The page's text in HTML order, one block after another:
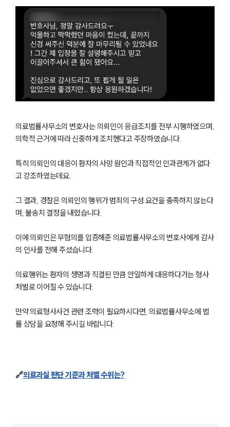
대륜의 강점
기업 의뢰인
의료법률사무소의 변호사는 의뢰인이 응급조치를 전부 시행하였으며,
의학적 근거에 따라 신중하게 조치했다고 주장하였습니다.
특히 의뢰인의 대응이 환자의 사망 원인과 직접적인 인과관계가 없다
고 강조하였는데요.
그 결과, 경찰은 의뢰인의 행위가 범죄의 구성 요건을 충족하지 않는다
며, 불송치 결정을 내렸습니다.
이에 의뢰인은 무혐의를 입증해준 의료법률사무소의 변호사에게 감사
의 인사를 전해 주셨습니다.
의료행위는 환자의 생명과 직결된 만큼 안일하게 대응하다가는 형사
처벌로 이어질 수 있습니다.
만약 의료형사사건 관련 조력이 필요하시다면, 의료법률사무소에 법
률 상담을 요청해 주시길 바랍니다.
🔗의료과실 판단 기준과 처벌 수위는?